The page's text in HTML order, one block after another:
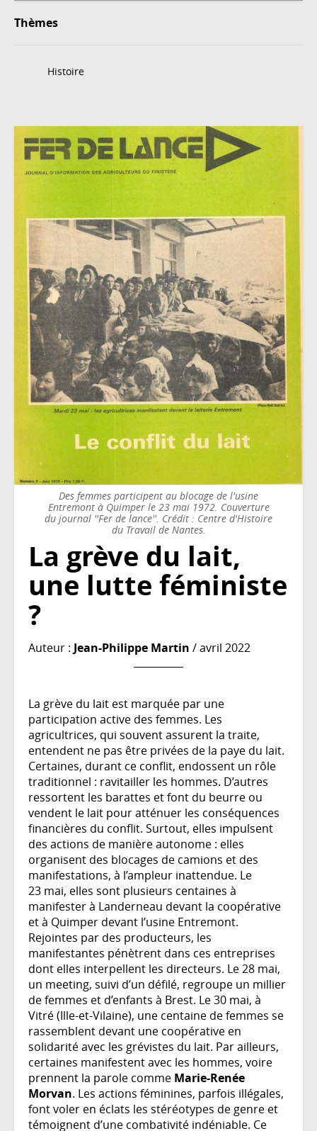
Thèmes
Histoire
Des femmes participent au blocage de l'usine
Entremont à Quimper le 23 mai 1972. Couverture
du journal ''Fer de lance''. Crédit : Centre d'Histoire
du Travail de Nantes.
La grève du lait,
une lutte féministe
?
Auteur : Jean-Philippe Martin / avril 2022
La grève du lait est marquée par une
participation active des femmes. Les
agricultrices, qui souvent assurent la traite,
entendent ne pas être privées de la paye du lait.
Certaines, durant ce conflit, endossent un rôle
traditionnel : ravitailler les hommes. D’autres
ressortent les barattes et font du beurre ou
vendent le lait pour atténuer les conséquences
financières du conflit. Surtout, elles impulsent
des actions de manière autonome : elles
organisent des blocages de camions et des
manifestations, à l’ampleur inattendue. Le
23 mai, elles sont plusieurs centaines à
manifester à Landerneau devant la coopérative
et à Quimper devant l’usine Entremont.
Rejointes par des producteurs, les
manifestantes pénètrent dans ces entreprises
dont elles interpellent les directeurs. Le 28 mai,
un meeting, suivi d’un défilé, regroupe un millier
de femmes et d’enfants à Brest. Le 30 mai, à
Vitré (Ille-et-Vilaine), une centaine de femmes se
rassemblent devant une coopérative en
solidarité avec les grévistes du lait. Par ailleurs,
certaines manifestent avec les hommes, voire
prennent la parole comme Marie-Renée
Morvan. Les actions féminines, parfois illégales,
font voler en éclats les stéréotypes de genre et
témoignent d’une combativité indéniable. Ce